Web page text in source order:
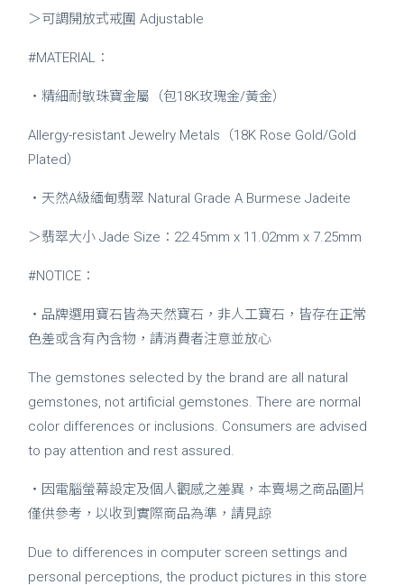
＞可調開放式戒圍 Adjustable
#MATERIAL：
・精細耐敏珠寶金屬（包18K玫瑰金/黃金）
Allergy-resistant Jewelry Metals（18K Rose Gold/Gold
Plated）
・天然A級緬甸翡翠 Natural Grade A Burmese Jadeite
＞翡翠大小 Jade Size：22.45mm x 11.02mm x 7.25mm
#NOTICE：
・品牌選用寶石皆為天然寶石，非人工寶石，皆存在正常
色差或含有內含物，請消費者注意並放心
The gemstones selected by the brand are all natural
gemstones, not artificial gemstones. There are normal
color differences or inclusions. Consumers are advised
to pay attention and rest assured.
・因電腦螢幕設定及個人觀感之差異，本賣場之商品圖片
僅供參考，以收到實際商品為準，請見諒
Due to differences in computer screen settings and
personal perceptions, the product pictures in this store